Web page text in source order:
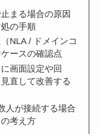
まる場合の原因
の手順
NLA / ドメインコ
ースの確認点
画面設定や回
直して改善する
人が接続する場合
考え方